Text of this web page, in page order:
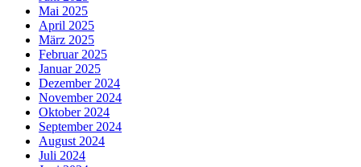
Mai 2025
April 2025
März 2025
Februar 2025
Januar 2025
Dezember 2024
November 2024
Oktober 2024
September 2024
August 2024
Juli 2024